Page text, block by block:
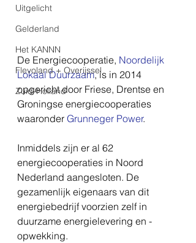
Uitgelicht
Gelderland
Het KANNN
Flevoland + Overijssel
Zuid-Holland
De Energiecooperatie, Noordelijk
Lokaal Duurzaam, is in 2014
opgericht door Friese, Drentse en
Groningse energiecooperaties
waaronder Grunneger Power.
Inmiddels zijn er al 62
energiecooperaties in Noord
Nederland aangesloten. De
gezamenlijk eigenaars van dit
energiebedrijf voorzien zelf in
duurzame energielevering en -
opwekking.